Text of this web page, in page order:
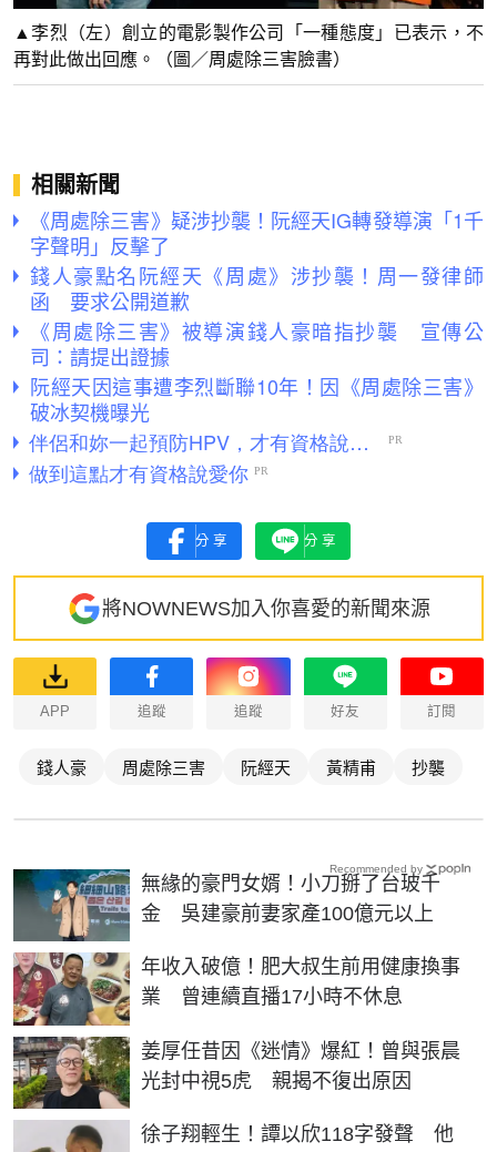
▲李烈（左）創立的電影製作公司「一種態度」已表示，不
再對此做出回應。（圖／周處除三害臉書）
相關新聞
《周處除三害》疑涉抄襲！阮經天IG轉發導演「1千
字聲明」反擊了
錢人豪點名阮經天《周處》涉抄襲！周一發律師
函 要求公開道歉
《周處除三害》被導演錢人豪暗指抄襲 宣傳公
司：請提出證據
阮經天因這事遭李烈斷聯10年！因《周處除三害》
破冰契機曝光
分享 分享
將NOWNEWS加入你喜愛的新聞來源
APP 追蹤 追蹤 好友 訂閱
錢人豪 周處除三害 阮經天 黃精甫 抄襲
無緣的豪門女婿！小刀掰了台玻千
金 吳建豪前妻家產100億元以上
年收入破億！肥大叔生前用健康換事
業 曾連續直播17小時不休息
姜厚任昔因《迷情》爆紅！曾與張晨
光封中視5虎 親揭不復出原因
徐子翔輕生！譚以欣118字發聲 他
Recommended by